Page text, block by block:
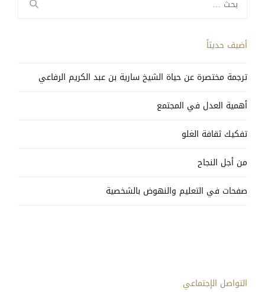
عن:
أضيف حديثاً
ترجمة مختصرة عن حياة الشيخ سارية بن عبد الكريم الرفاعي
أهمية العدل في المجتمع
تفكيك ثقافة الغلو
من أجل النجاح
صفحات في التعليم والنهوض بالشخصية
التواصل الإجتماعي